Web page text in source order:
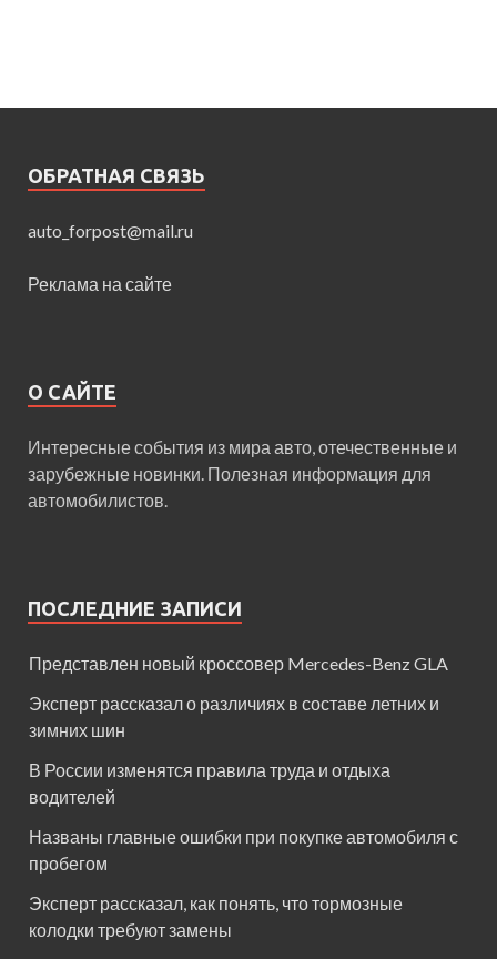
ОБРАТНАЯ СВЯЗЬ
auto_forpost@mail.ru
Реклама на сайте
О САЙТЕ
Интересные события из мира авто, отечественные и
зарубежные новинки. Полезная информация для
автомобилистов.
ПОСЛЕДНИЕ ЗАПИСИ
Представлен новый кроссовер Mercedes-Benz GLA
Эксперт рассказал о различиях в составе летних и
зимних шин
В России изменятся правила труда и отдыха
водителей
Названы главные ошибки при покупке автомобиля с
пробегом
Эксперт рассказал, как понять, что тормозные
колодки требуют замены